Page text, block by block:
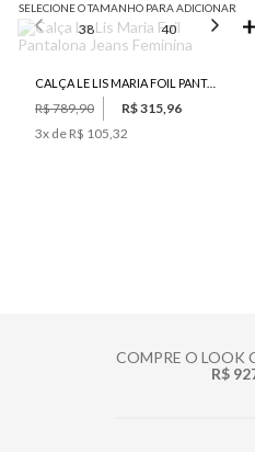
SELECIONE O TAMANHO PARA ADICIONAR
38 40 42
CALÇA LE LIS MARIA FOIL PANTALONA JEANS FEMININA
R$ 789,90
R$ 315,96
3x de R$ 105,32
COMPRE O LOOK
R$